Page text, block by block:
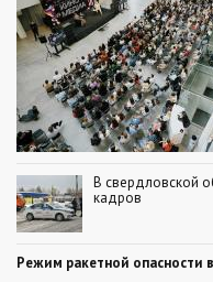
В свердловской
кадров
Режим ракетной опасности